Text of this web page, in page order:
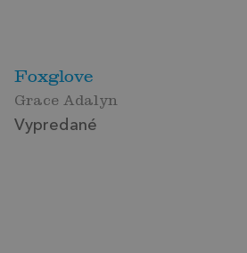
Foxglove
Grace Adalyn
Vypredané